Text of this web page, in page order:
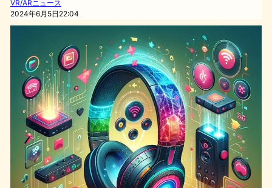
VR/ARニュース
2024年6月5日22:04